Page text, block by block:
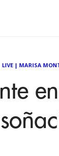
LIVE | MARISA